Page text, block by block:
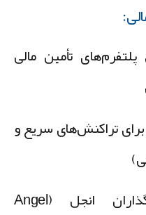
تأمین مالی
تراکنش‌های سریع و
همکاری با سرمایه‌گذاران انجل (Angel